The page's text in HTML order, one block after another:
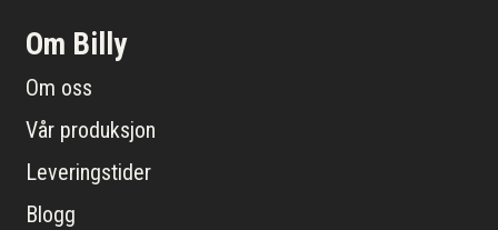
Om Billy
Om oss
Vår produksjon
Leveringstider
Blogg